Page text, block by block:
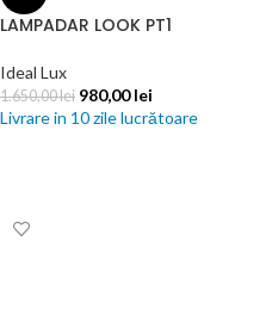
LAMPADAR LOOK PT1
Ideal Lux
1.650,00lei 980,00lei
Livrare in 10 zile lucrătoare